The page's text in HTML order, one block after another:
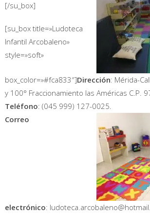
[/su_box]
[su_box title=»Ludoteca
Infantil Arcobaleno»
style=»soft»
box_color=»#fca833″]Dirección: Mérida-
y 100° Fraccionamiento las Américas C.P.
Teléfono: (045 999) 127-0025.
Correo
electrónico: